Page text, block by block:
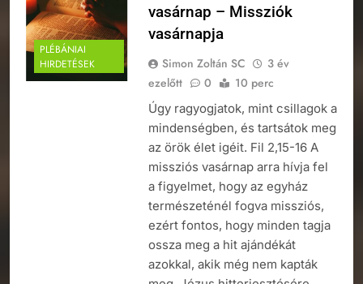
PLÉBÁNIAI
HIRDETÉSEK
vasárnap – Missziók
vasárnapja
Simon Zoltán SC
3 év
ezelőtt
0 10 perc
Úgy ragyogjatok, mint csillagok a
mindenségben, és tartsátok meg
az örök élet igéit. Fil 2,15-16 A
missziós vasárnap arra hívja fel
a figyelmet, hogy az egyház
természeténél fogva missziós,
ezért fontos, hogy minden tagja
ossza meg a hit ajándékát
azokkal, akik még nem kapták